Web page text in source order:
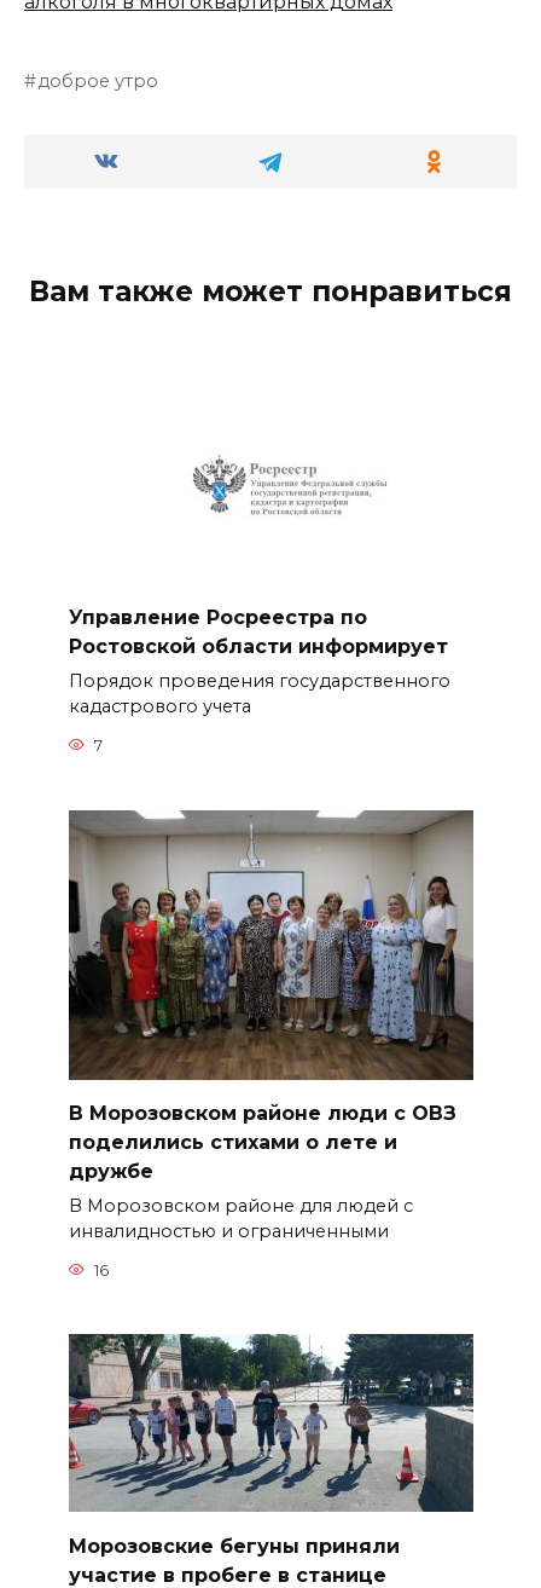
доброе утро
Вам также может понравиться
Управление Росреестра по
Ростовской области информирует
Порядок проведения государственного
кадастрового учета
7
В Морозовском районе люди с ОВЗ
поделились стихами о лете и
дружбе
В Морозовском районе для людей с
инвалидностью и ограниченными
16
Морозовские бегуны приняли
участие в пробеге в станице